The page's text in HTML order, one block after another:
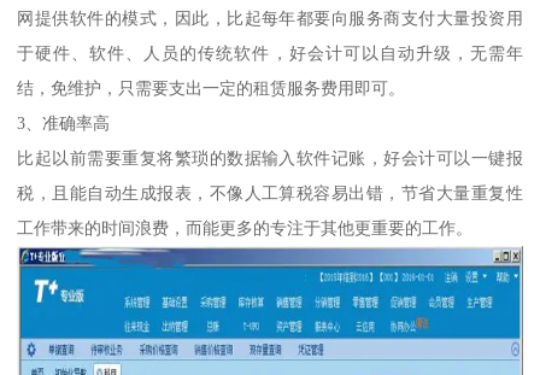
网提供软件的模式，因此，比起每年都要向服务商支付大量投资用
于硬件、软件、人员的传统软件，好会计可以自动升级，无需年
结，免维护，只需要支出一定的租赁服务费用即可。
3、准确率高
比起以前需要重复将繁琐的数据输入软件记账，好会计可以一键报
税，且能自动生成报表，不像人工算税容易出错，节省大量重复性
工作带来的时间浪费，而能更多的专注于其他更重要的工作。